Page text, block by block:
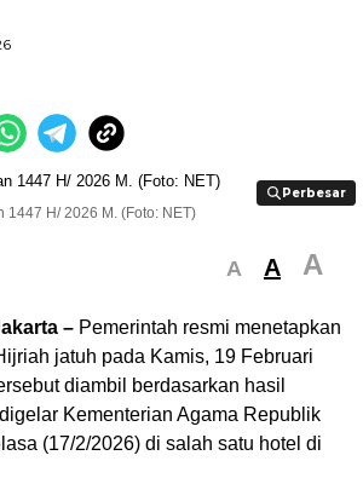
Perbesar
Perbesar
1447 H/ 2026 M. (Foto: NET)
A A A
– Pemerintah resmi menetapkan
jatuh pada Kamis, 19 Februari
diambil berdasarkan hasil
Kementerian Agama Republik
(17/2/2026) di salah satu hotel di